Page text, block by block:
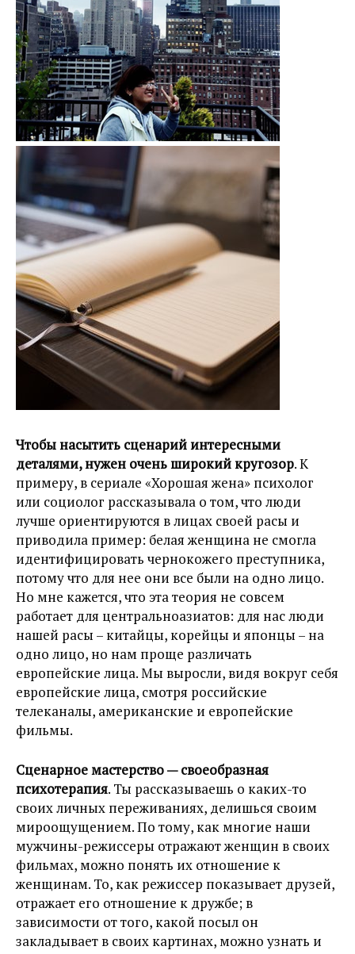
Чтобы насытить сценарий интересными
деталями, нужен очень широкий кругозор. К
примеру, в сериале «Хорошая жена» психолог
или социолог рассказывала о том, что люди
лучше ориентируются в лицах своей расы и
приводила пример: белая женщина не смогла
идентифицировать чернокожего преступника,
потому что для нее они все были на одно лицо.
Но мне кажется, что эта теория не совсем
работает для центральноазиатов: для нас люди
нашей расы – китайцы, корейцы и японцы – на
одно лицо, но нам проще различать
европейские лица. Мы выросли, видя вокруг себя
европейские лица, смотря российские
телеканалы, американские и европейские
фильмы.
Сценарное мастерство — своеобразная
психотерапия. Ты рассказываешь о каких-то
своих личных переживаниях, делишься своим
мироощущением. По тому, как многие наши
мужчины-режиссеры отражают женщин в своих
фильмах, можно понять их отношение к
женщинам. То, как режиссер показывает друзей,
отражает его отношение к дружбе; в
зависимости от того, какой посыл он
закладывает в своих картинах, можно узнать и